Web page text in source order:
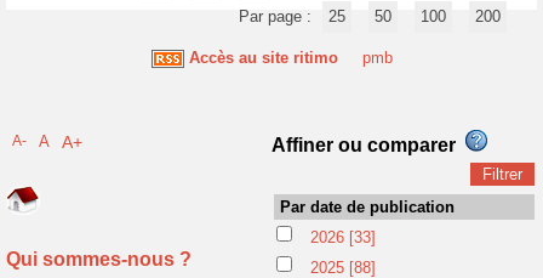
Par page :
25 50 100 200
Accès au site ritimo pmb
A- A A+
Qui sommes-nous ?
Affiner ou comparer
Par date de publication
2026 [33]
2025 [88]